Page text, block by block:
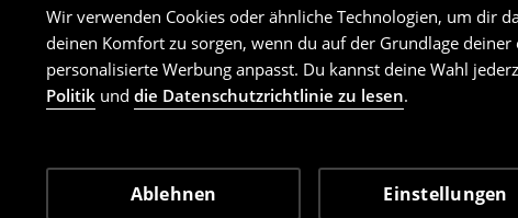
Wir verwenden Cookies oder ähnliche Technologien, um dir
deinen Komfort zu sorgen, wenn du auf der Grundlage
personalisierte Werbung anpasst. Du kannst deine Wahl
Politik und die Datenschutzrichtlinie zu lesen.
Ablehnen Einstellungen